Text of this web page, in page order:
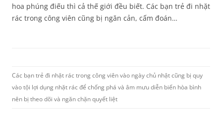
hoa phúng điếu thì cả thế giới đều biết. Các bạn trẻ đi nhặt
rác trong công viên cũng bị ngăn cản, cấm đoán…
Các bạn trẻ đi nhặt rác trong công viên vào ngày chủ nhật cũng bị quy
vào tội lợi dụng nhặt rác để chống phá và âm mưu diễn biến hòa bình
nên bị theo dõi và ngăn chặn quyết liệt